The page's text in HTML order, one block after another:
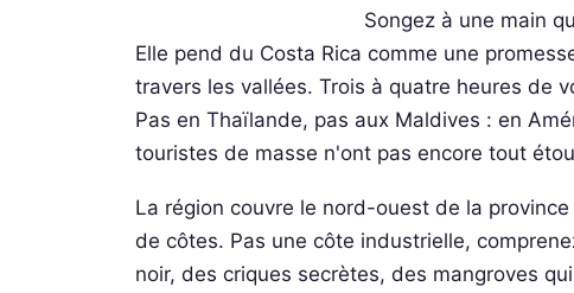
Songez à une main
Elle pend du Costa Rica comme une
travers les vallées. Trois à quatre heures de
Pas en Thaïlande, pas aux Maldives : en
touristes de masse n'ont pas encore tout
La région couvre le nord-ouest de la
de côtes. Pas une côte industrielle,
noir, des criques secrètes, des mangroves